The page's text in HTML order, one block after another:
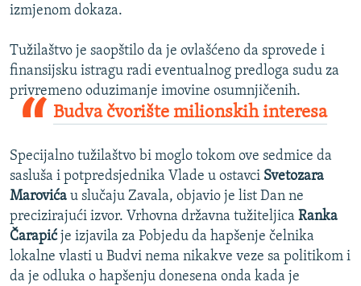
izmjenom dokaza.
Tužilaštvo je saopštilo da je ovlašćeno da sprovede i
finansijsku istragu radi eventualnog predloga sudu za
privremeno oduzimanje imovine osumnjičenih.
Budva čvorište milionskih interesa
Specijalno tužilaštvo bi moglo tokom ove sedmice da
sasluša i potpredsjednika Vlade u ostavci Svetozara
Marovića u slučaju Zavala, objavio je list Dan ne
precizirajući izvor. Vrhovna državna tužiteljica Ranka
Čarapićje izjavila za Pobjedu da hapšenje čelnika
lokalne vlasti u Budvi nema nikakve veze sa politikom i
da je odluka o hapšenju donesena onda kada je